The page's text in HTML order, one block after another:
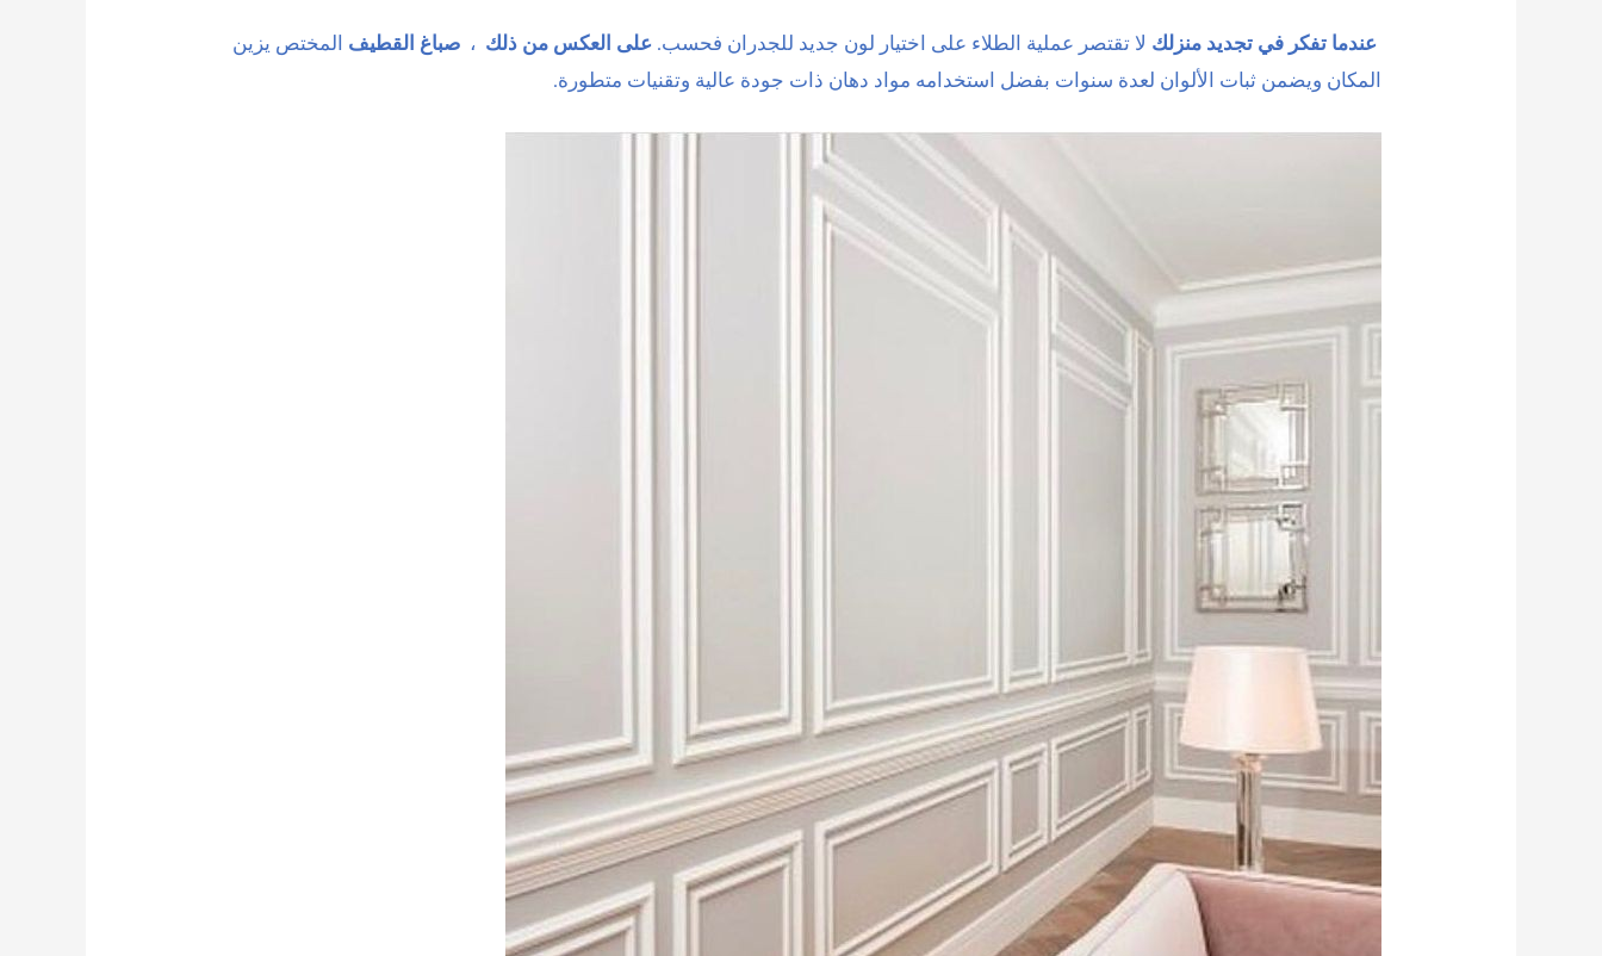
عندما تفكر في تجديد منزلك لا تقتصر عملية الطلاء على اختيار لون جديد للجدران فحسب. على العكس من ذلك ، صباغ القطيف المختص يزين
المكان ويضمن ثبات الألوان لعدة سنوات بفضل استخدامه مواد دهان ذات جودة عالية وتقنيات متطورة.